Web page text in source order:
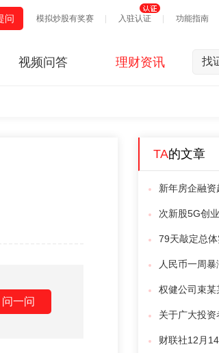
模拟炒股有奖赛 入驻认证 功能指南
问
视频问答 理财资讯 找
问一问
TA的文章
新年房企融
次新股5G创
人民币一周
权健公司束
财联社12月